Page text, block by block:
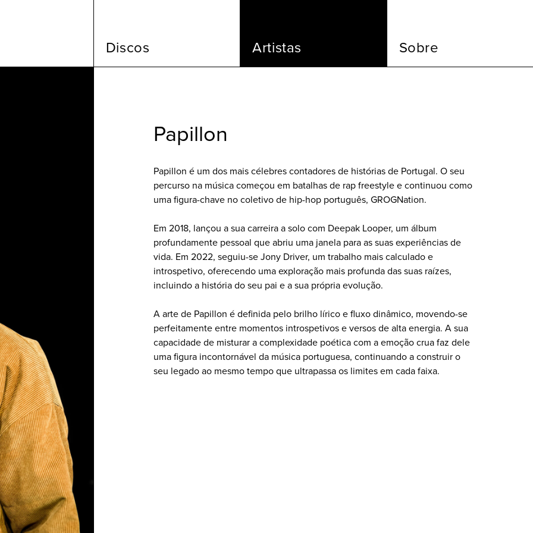
Discos Artistas Sobre
Papillon
Papillon é um dos mais célebres contadores de histórias de Portugal. O seu
percurso na música começou em batalhas de rap freestyle e continuou como
uma figura-chave no coletivo de hip-hop português, GROGNation.
Em 2018, lançou a sua carreira a solo com Deepak Looper, um álbum
profundamente pessoal que abriu uma janela para as suas experiências de
vida. Em 2022, seguiu-se Jony Driver, um trabalho mais calculado e
introspetivo, oferecendo uma exploração mais profunda das suas raízes,
incluindo a história do seu pai e a sua própria evolução.
A arte de Papillon é definida pelo brilho lírico e fluxo dinâmico, movendo-se
perfeitamente entre momentos introspetivos e versos de alta energia. A sua
capacidade de misturar a complexidade poética com a emoção crua faz dele
uma figura incontornável da música portuguesa, continuando a construir o
seu legado ao mesmo tempo que ultrapassa os limites em cada faixa.